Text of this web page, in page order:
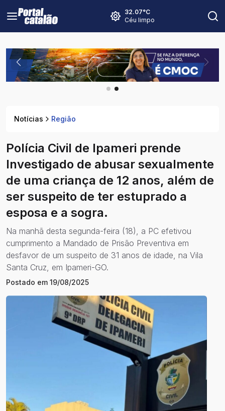
32.07°C
Céu limpo
Notícias Região
Polícia Civil de Ipameri prende
Investigado de abusar sexualmente
de uma criança de 12 anos, além de
ser suspeito de ter estuprado a
esposa e a sogra.
Na manhã desta segunda-feira (18), a PC efetivou
cumprimento a Mandado de Prisão Preventiva em
desfavor de um suspeito de 31 anos de idade, na Vila
Santa Cruz, em Ipameri-GO.
Postado em 19/08/2025